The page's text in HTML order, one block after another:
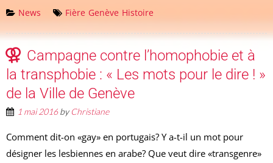
News Fière Genève Histoire
Campagne contre l’homophobie et à
la transphobie : « Les mots pour le dire ! »
de la Ville de Genève
1 mai 2016byChristiane
Comment dit-on «gay» en portugais? Y a-t-il un mot pour
désigner les lesbiennes en arabe? Que veut dire «transgenre»